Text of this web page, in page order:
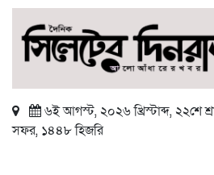
৬ই আগস্ট, ২০২৬ খ্রিস্টাব্দ, ২২শে
সফর, ১৪৪৮ হিজরি